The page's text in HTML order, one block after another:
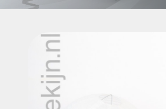
Contact
Mijn account
ZOEKEN